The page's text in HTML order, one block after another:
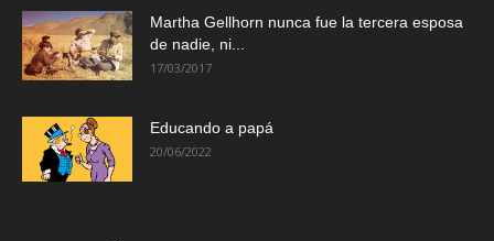
Martha Gellhorn nunca fue la tercera esposa
de nadie, ni...
17/03/2017
Educando a papá
20/06/2022